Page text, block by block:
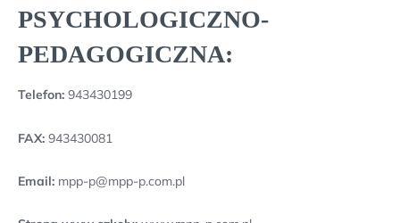
PSYCHOLOGICZNO-
PEDAGOGICZNA:
Telefon: 943430199
FAX: 943430081
Email: mpp-p@mpp-p.com.pl